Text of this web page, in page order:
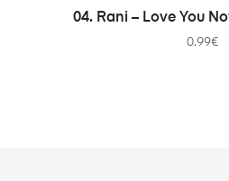
04. Rani – Love You
0.99€